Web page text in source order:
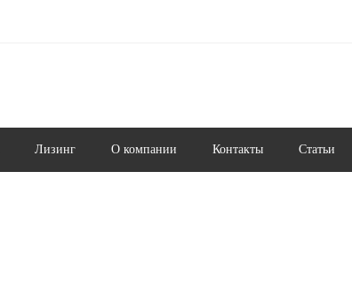
Лизинг О компании Контакты Статьи